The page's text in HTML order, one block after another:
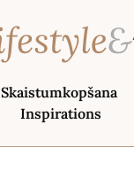
Skaistumkopšana
Inspirations